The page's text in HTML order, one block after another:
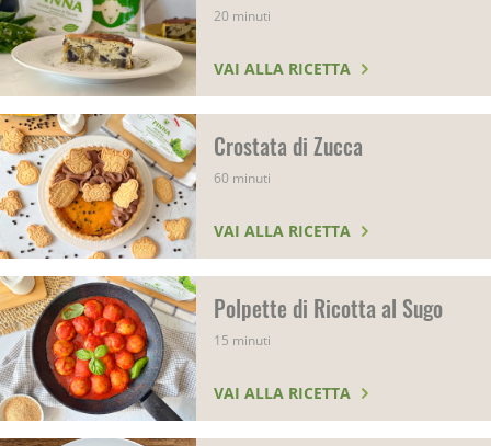
20 minuti
VAI ALLA RICETTA
Crostata di Zucca
60 minuti
VAI ALLA RICETTA
Polpette di Ricotta al Sugo
15 minuti
VAI ALLA RICETTA